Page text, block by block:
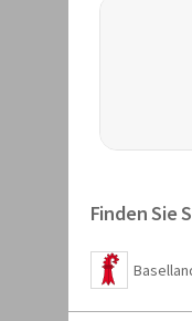
Finden Sie